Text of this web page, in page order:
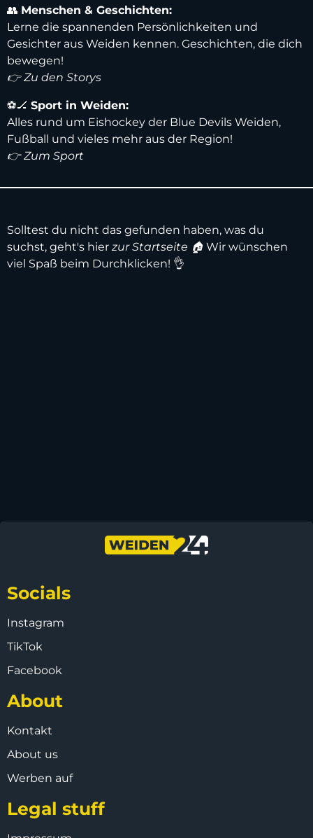
👥 Menschen & Geschichten:
Lerne die spannenden Persönlichkeiten und
Gesichter aus Weiden kennen. Geschichten, die dich
bewegen!
👉 Zu den Storys
⚽️🏒 Sport in Weiden:
Alles rund um Eishockey der Blue Devils Weiden,
Fußball und vieles mehr aus der Region!
👉 Zum Sport
Solltest du nicht das gefunden haben, was du
suchst, geht's hier zur Startseite 🏠 Wir wünschen
viel Spaß beim Durchklicken! 👌
Socials
Instagram
TikTok
Facebook
About
Kontakt
About us
Werben auf
Legal stuff